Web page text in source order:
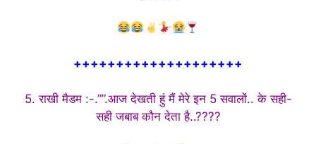
++++++++++++++++++++
5. राखी मैडम :-.””.आज देखती हुं मैं मेरे इन 5 सवालों.. के सही-
सही जबाब कौन देता है..????